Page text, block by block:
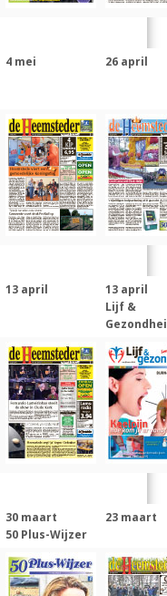
4 mei 26 april
13 april
13 april
Lijf &
30 maart
50 Plus-Wijzer
23 maart